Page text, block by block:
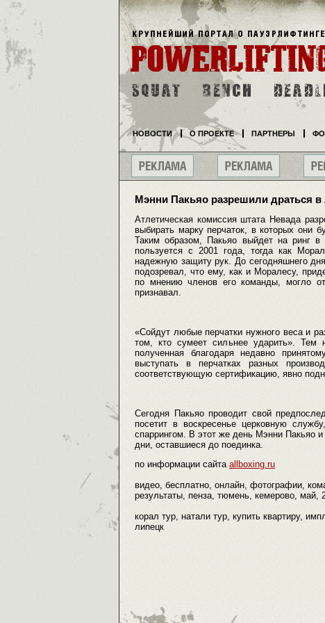
Мэнни Пакьяо разрешили драться
Атлетическая комиссия штата Невада
выбирать марку перчаток, в которых они
Таким образом, Пакьяо выйдет на ринг
пользуется с 2001 года, тогда как
надежную защиту рук. До сегодняшнего
подозревал, что ему, как и Моралесу,
по мнению членов его команды, могло
признавал.
«Сойдут любые перчатки нужного веса и
том, кто сумеет сильнее ударить». Тем
полученная благодаря недавно
выступать в перчатках разных
соответствующую сертификацию, явно
Сегодня Пакьяо проводит свой
посетит в воскресенье церковную
спаррингом. В этот же день Мэнни Пакьяо
дни, оставшиеся до поединка.
по информации сайта allboxing.ru
видео, бесплатно, онлайн, фотографии,
результаты, пенза, тюмень, кемерово, май,
корал тур, натали тур, купить квартиру,
липецк
НОВОСТИ О ПРОЕКТЕ ПАРТНЕРЫ